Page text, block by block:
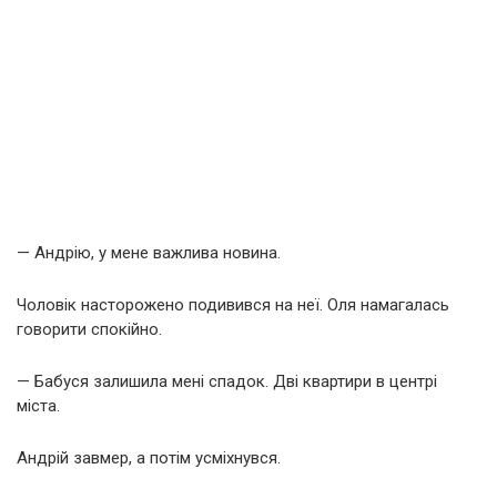
— Андрію, у мене важлива новина.
Чоловік насторожено подивився на неї. Оля намагалась
говорити спокійно.
— Бабуся залишила мені спадок. Дві квартири в центрі
міста.
Андрій завмер, а потім усміхнувся.